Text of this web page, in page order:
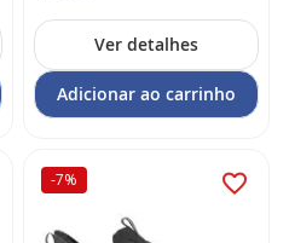
Ver detalhes
Adicionar ao carrinho
-7%